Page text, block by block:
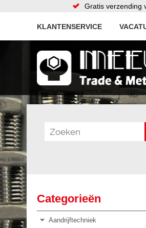
Gratis verzending
KLANTENSERVICE
Categorieën
Aandrijftechniek